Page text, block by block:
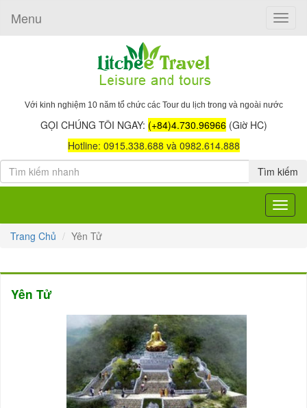
Toggle
Menu
Với kinh nghiệm 10 năm tổ chức các Tour du lịch trong và ngoài nước
GỌI CHÚNG TÔI NGAY: (+84)4.730.96966 (Giờ HC)
Hotline: 0915.338.688 và 0982.614.888
Tìm kiếm
Toggle
Trang Chủ Yên Tử
Yên Tử